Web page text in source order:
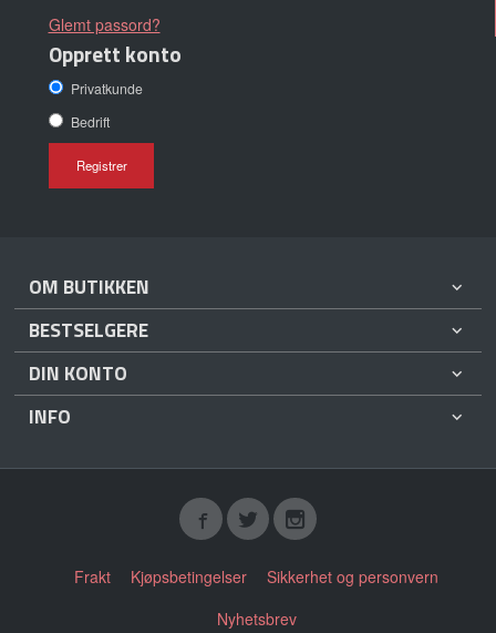
Glemt passord?
Opprett konto
Privatkunde
Bedrift
OM BUTIKKEN
BESTSELGERE
DIN KONTO
INFO
Frakt Kjøpsbetingelser
Sikkerhet og personvern
Nyhetsbrev